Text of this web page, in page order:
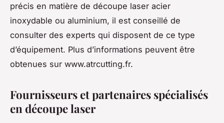
précis en matière de découpe laser acier
inoxydable ou aluminium, il est conseillé de
consulter des experts qui disposent de ce type
d’équipement. Plus d’informations peuvent être
obtenues sur www.atrcutting.fr.
Fournisseurs et partenaires spécialisés
en découpe laser